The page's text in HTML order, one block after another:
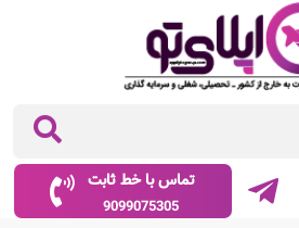
تماس با خط ثابت
9099075305